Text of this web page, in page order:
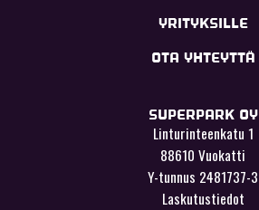
YRITYKSILLE
OTA YHTEYTTÄ
SUPERPARK OY
Linturinteenkatu 1
88610 Vuokatti
Y-tunnus 2481737-3
Laskutustiedot